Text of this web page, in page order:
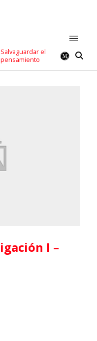
Salvaguardar el
pensamiento